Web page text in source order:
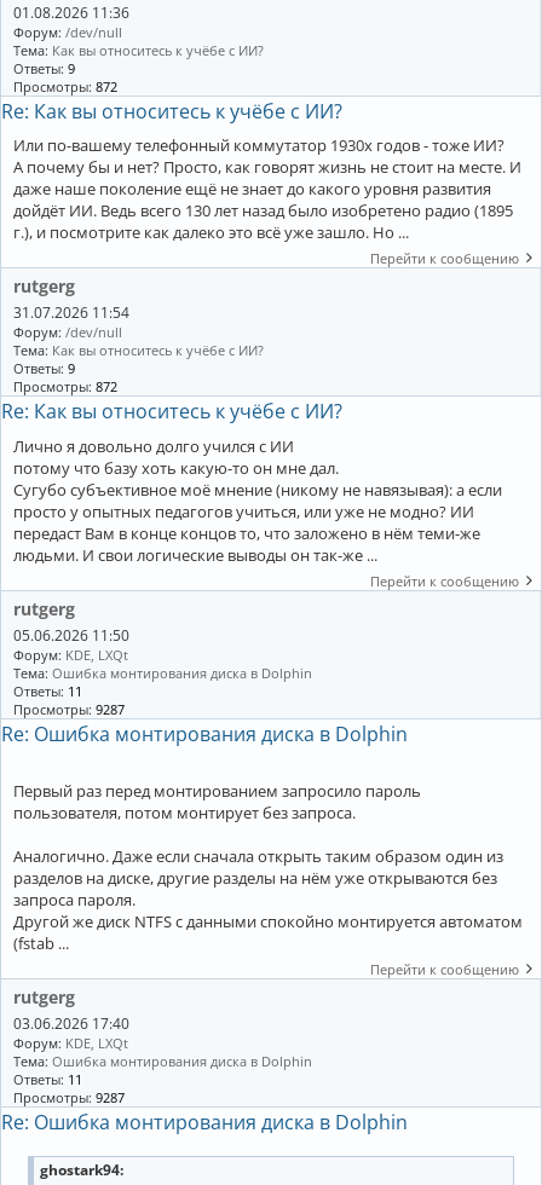
01.08.2026 11:36
Форум: /dev/null
Тема: Как вы относитесь к учёбе с ИИ?
Ответы: 9
Просмотры: 872
Re: Как вы относитесь к учёбе с ИИ?
Или по-вашему телефонный коммутатор 1930х годов - тоже ИИ?
А почему бы и нет? Просто, как говорят жизнь не стоит на месте. И
даже наше поколение ещё не знает до какого уровня развития
дойдёт ИИ. Ведь всего 130 лет назад было изобретено радио (1895
г.), и посмотрите как далеко это всё уже зашло. Но ...
Перейти к сообщению
rutgerg
31.07.2026 11:54
Форум: /dev/null
Тема: Как вы относитесь к учёбе с ИИ?
Ответы: 9
Просмотры: 872
Re: Как вы относитесь к учёбе с ИИ?
Лично я довольно долго учился с ИИ
потому что базу хоть какую-то он мне дал.
Сугубо субъективное моё мнение (никому не навязывая): а если
просто у опытных педагогов учиться, или уже не модно? ИИ
передаст Вам в конце концов то, что заложено в нём теми-же
людьми. И свои логические выводы он так-же ...
Перейти к сообщению
rutgerg
05.06.2026 11:50
Форум: KDE, LXQt
Тема: Ошибка монтирования диска в Dolphin
Ответы: 11
Просмотры: 9287
Re: Ошибка монтирования диска в Dolphin
Первый раз перед монтированием запросило пароль
пользователя, потом монтирует без запроса.
Аналогично. Даже если сначала открыть таким образом один из
разделов на диске, другие разделы на нём уже открываются без
запроса пароля.
Другой же диск NTFS с данными спокойно монтируется автоматом
(fstab ...
Перейти к сообщению
rutgerg
03.06.2026 17:40
Форум: KDE, LXQt
Тема: Ошибка монтирования диска в Dolphin
Ответы: 11
Просмотры: 9287
Re: Ошибка монтирования диска в Dolphin
ghostark94: